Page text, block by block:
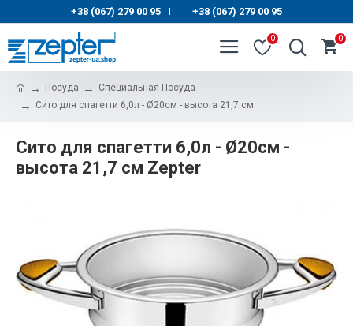
+38 (067) 279 00 95 | +38 (067) 279 00 95
0 0
Посуда
Специальная Посуда
Сито для спагетти 6,0л - Ø20см - высота 21,7 см
Сито для спагетти 6,0л - Ø20см -
высота 21,7 см Zepter